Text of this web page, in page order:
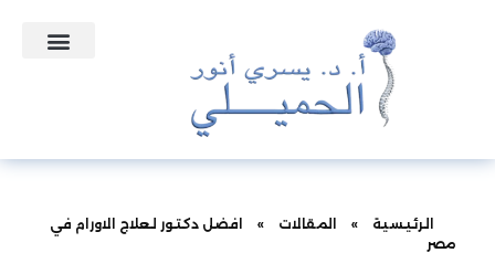
الرئيسية » المقالات »
افضل دكتور لعلاج الاورام في
مصر